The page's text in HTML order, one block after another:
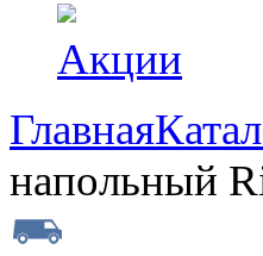
Акции
Главная
напольный